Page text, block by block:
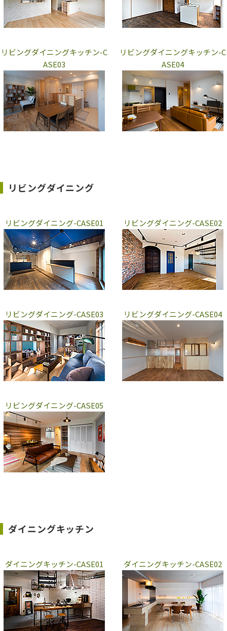
リビングダイニングキッチン-C
ASE03
リビングダイニングキッチン-C
ASE04
リビングダイニング
リビングダイニング-CASE01 リビングダイニング-CASE02
リビングダイニング-CASE03 リビングダイニング-CASE04
リビングダイニング-CASE05
ダイニングキッチン
ダイニングキッチン-CASE01 ダイニングキッチン-CASE02